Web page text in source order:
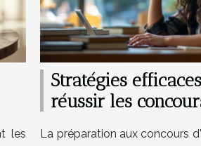
les
Stratégies
réussir les
La préparation aux concours